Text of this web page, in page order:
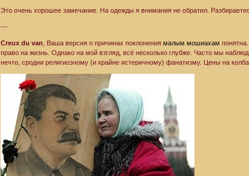
Это очень хорошее замечание. На одежды я внимания не обратил.
---
Creux du van , Ваша версия о причинах поклонениямалым мошиахам
право на жизнь. Однако на мой взгляд, всё несколько глубже. Часто мы
нечто, сродни религиозному (и крайне истеричному) фанатизму. Цены на